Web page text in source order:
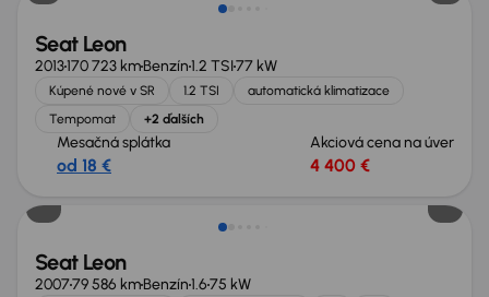
Seat Leon
2013170 723 kmBenzín1.2 TSI77 kW
Kúpené nové v SR 1.2 TSI
automatická klimatizace
Tempomat
+2 ďalších
Mesačná splátka
od 18 €
Akciová cena na úver
4 400 €
Zlacnené o 800 €
Seat Leon
200779 586 kmBenzín1.675 kW